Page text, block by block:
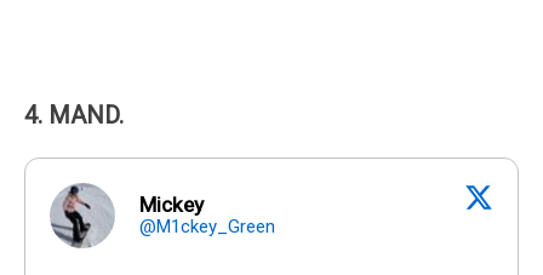
4. MAND.
Mickey
@M1ckey_Green